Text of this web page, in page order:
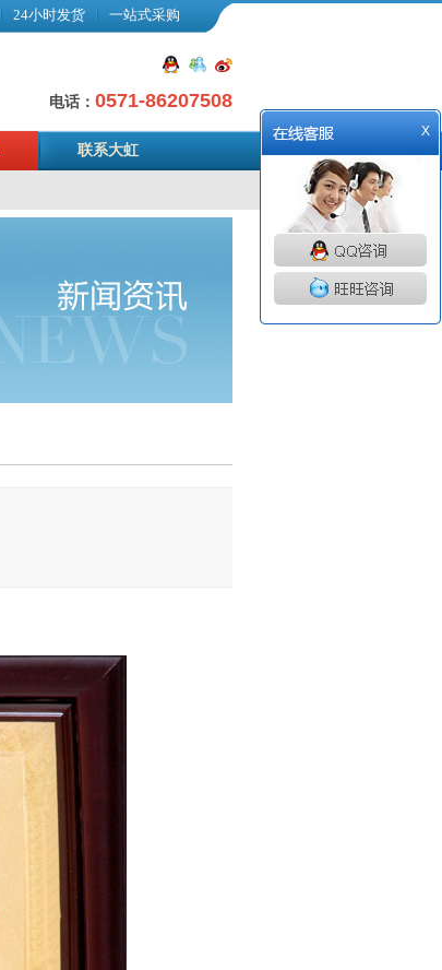
24小时发货 一站式采购
电话： 0571-86207508
联系大虹
X